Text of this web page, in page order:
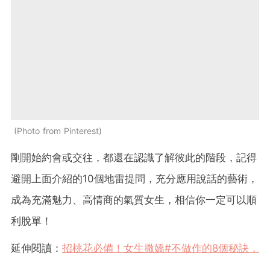
Photo from Pinterest
剛開始約會或交往，都還在認識了解彼此的階段，記得
避開上面介紹的10個地雷提問，充分應用說話的藝術，
成為充滿魅力、高情商的氣質女生，相信你一定可以順
利脫單！
延伸閱讀： 招桃花必備！女生撒嬌#不做作的8個秘訣，